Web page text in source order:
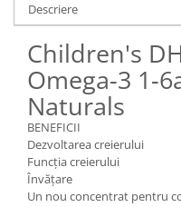
Descriere
Children's
Omega-3 1-
Naturals
BENEFICII
Dezvoltarea creierului
Funcția creierului
Învăţare
Un nou concentrat pentru